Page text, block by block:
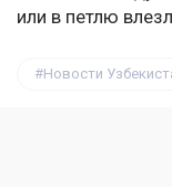
или в петлю
Новости